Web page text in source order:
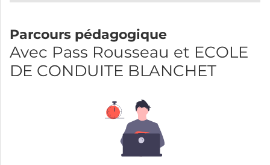
Parcours pédagogique
Avec Pass Rousseau et ECOLE
DE CONDUITE BLANCHET